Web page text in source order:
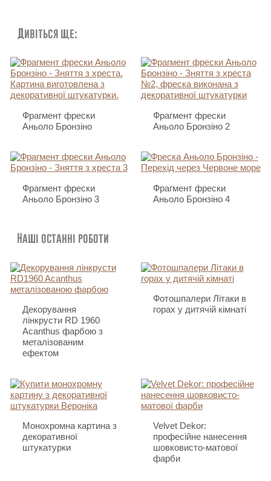
Дивіться ще:
Фрагмент фрески
Аньоло Бронзіно
Фрагмент фрески
Аньоло Бронзіно 2
Фрагмент фрески
Аньоло Бронзіно 3
Фрагмент фрески
Аньоло Бронзіно 4
Наші останні роботи
Декорування
лінкрусти RD 1960
Acanthus фарбою з
металізованим
ефектом
Фотошпалери Літаки в
горах у дитячій кімнаті
Монохромна картина з
декоративної
штукатурки
Velvet Dekor:
професійне нанесення
шовковисто-матової
фарби